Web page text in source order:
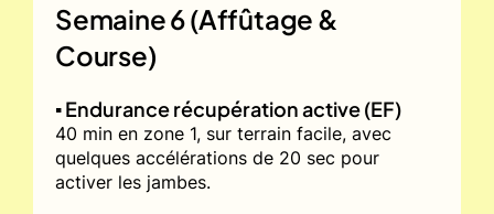
Semaine 6 (Affûtage &
Course)
▪️ Endurance récupération active (EF)
40 min en zone 1, sur terrain facile, avec
quelques accélérations de 20 sec pour
activer les jambes.